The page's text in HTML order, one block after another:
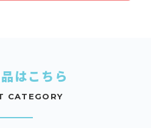
はこちら
CATEGORY